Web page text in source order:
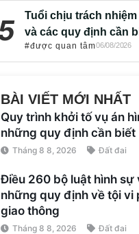
Tuổi chịu trách
và các quy định cần
#được quan tâm06/08/2026
BÀI VIẾT MỚI NHẤT
Quy trình khởi tố vụ án
những quy định cần biết
Tháng 8 8, 2026 Đất đai
Điều 260 bộ luật hình sự
những quy định về tội vi
giao thông
Tháng 8 8, 2026 Đất đai